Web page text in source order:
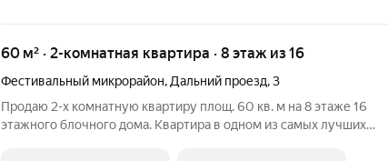
60 м² · 2-комнатная квартира · 8 этаж из 16
Фестивальный микрорайон, Дальний проезд,3
Продаю 2-х комнатную квартиру площ. 60 кв. м на 8 этаже 16
этажного блочного дома. Квартира в одном из самых лучших